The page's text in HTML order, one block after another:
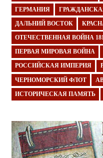
ГЕРМАНИЯ
ДАЛЬНИЙ ВОСТОК
ОТЕЧЕСТВЕННАЯ ВОЙНА
ПЕРВАЯ МИРОВАЯ ВОЙНА
РОССИЙСКАЯ ИМПЕРИЯ
ЧЕРНОМОРСКИЙ ФЛОТ
ИСТОРИЧЕСКАЯ ПАМЯТЬ